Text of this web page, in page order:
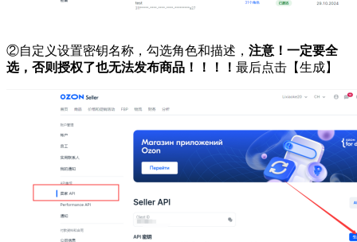
②自定义设置密钥名称，勾选角色和描述， 注意！一定要全
选，否则授权了也无法发布商品！！！！ 最后点击【生成】